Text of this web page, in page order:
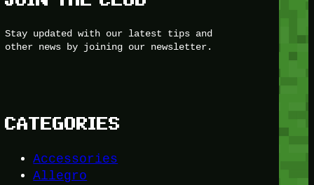
Stay updated with our latest tips and
other news by joining our newsletter.
CATEGORIES
Accessories
Allegro